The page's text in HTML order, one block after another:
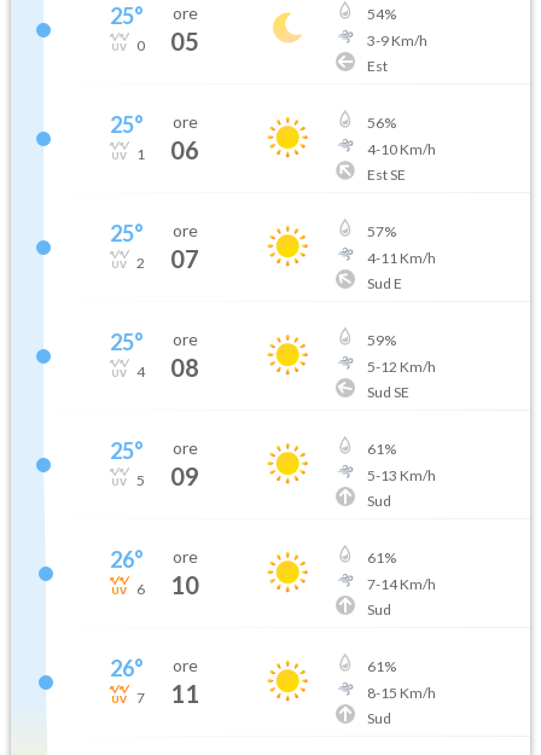
25°
0
ore
05
54%
3-9Km/h
Est
25°
1
ore
06
56%
4-10Km/h
Est SE
25°
2
ore
07
57%
4-11 Km/h
Sud E
25°
4
ore
08
59%
5-12 Km/h
Sud SE
25°
5
ore
09
61%
5-13 Km/h
Sud
26°
6
ore
10
61%
7-14Km/h
Sud
26°
7
ore
11
61%
8-15 Km/h
Sud